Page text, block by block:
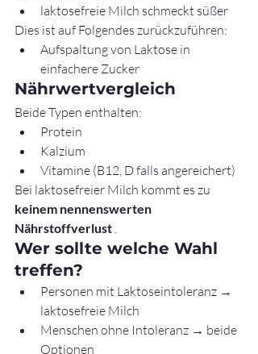
laktosefreie Milch schmeckt süßer
Dies ist auf Folgendes zurückzuführen:
Aufspaltung von Laktose in
einfachere Zucker
Nährwertvergleich
Beide Typen enthalten:
Protein
Kalzium
Vitamine (B12, D falls angereichert)
Bei laktosefreier Milch kommt es zu
keinem nennenswerten
Nährstoffverlust .
Wer sollte welche Wahl
treffen?
Personen mit Laktoseintoleranz →
laktosefreie Milch
Menschen ohne Intoleranz → beide
Optionen